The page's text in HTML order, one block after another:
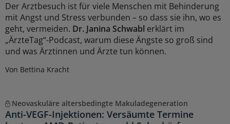
Der Arztbesuch ist für viele Menschen mit Behinderung
mit Angst und Stress verbunden – so dass sie ihn, wo es
geht, vermeiden. Dr. Janina Schwabl erklärt im
„ÄrzteTag“-Podcast, warum diese Ängste so groß sind
und was Ärztinnen und Ärzte tun können.
Von Bettina Kracht
Neovaskuläre altersbedingte Makuladegeneration
Anti-VEGF-Injektionen: Versäumte Termine